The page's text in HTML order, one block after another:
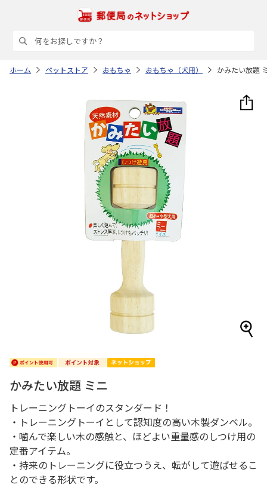
ホーム ペットストア おもちゃ おもちゃ（犬用） かみたい放題
かみたい放題 ミニ
トレーニングトーイのスタンダード！
・トレーニングトーイとして認知度の高い木製ダンベル。
・噛んで楽しい木の感触と、ほどよい重量感のしつけ用の
定番アイテム。
・持来のトレーニングに役立つうえ、転がして遊ばせるこ
とのできる形状です。